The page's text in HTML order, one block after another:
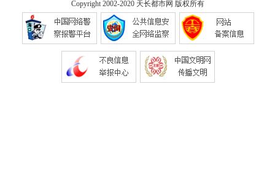
Copyright 2002-2020 天长都市网 版权所有